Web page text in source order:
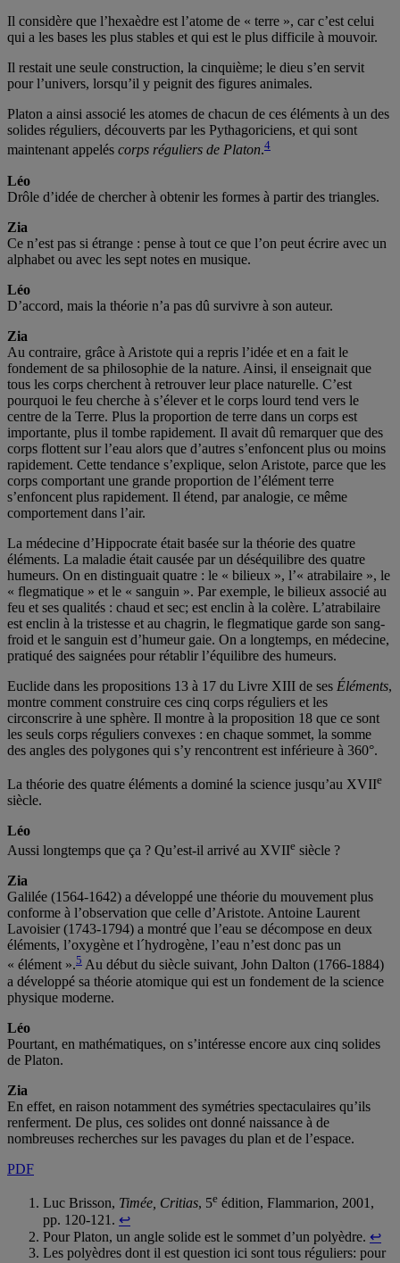
Il considère que l’hexaèdre est l’atome de « terre », car c’est celui
qui a les bases les plus stables et qui est le plus difficile à mouvoir.
Il restait une seule construction, la cinquième; le dieu s’en servit
pour l’univers, lorsqu’il y peignit des figures animales.
Platon a ainsi associé les atomes de chacun de ces éléments à un des
solides réguliers, découverts par les Pythagoriciens, et qui sont
maintenant appelés corps réguliers de Platon.4
Léo
Drôle d’idée de chercher à obtenir les formes à partir des triangles.
Zia
Ce n’est pas si étrange : pense à tout ce que l’on peut écrire avec un
alphabet ou avec les sept notes en musique.
Léo
D’accord, mais la théorie n’a pas dû survivre à son auteur.
Zia
Au contraire, grâce à Aristote qui a repris l’idée et en a fait le
fondement de sa philosophie de la nature. Ainsi, il enseignait que
tous les corps cherchent à retrouver leur place naturelle. C’est
pourquoi le feu cherche à s’élever et le corps lourd tend vers le
centre de la Terre. Plus la proportion de terre dans un corps est
importante, plus il tombe rapidement. Il avait dû remarquer que des
corps flottent sur l’eau alors que d’autres s’enfoncent plus ou moins
rapidement. Cette tendance s’explique, selon Aristote, parce que les
corps comportant une grande proportion de l’élément terre
s’enfoncent plus rapidement. Il étend, par analogie, ce même
comportement dans l’air.
La médecine d’Hippocrate était basée sur la théorie des quatre
éléments. La maladie était causée par un déséquilibre des quatre
humeurs. On en distinguait quatre : le « bilieux », l’« atrabilaire », le
« flegmatique » et le « sanguin ». Par exemple, le bilieux associé au
feu et ses qualités : chaud et sec; est enclin à la colère. L’atrabilaire
est enclin à la tristesse et au chagrin, le flegmatique garde son sang-
froid et le sanguin est d’humeur gaie. On a longtemps, en médecine,
pratiqué des saignées pour rétablir l’équilibre des humeurs.
Euclide dans les propositions 13 à 17 du Livre XIII de ses Éléments,
montre comment construire ces cinq corps réguliers et les
circonscrire à une sphère. Il montre à la proposition 18 que ce sont
les seuls corps réguliers convexes : en chaque sommet, la somme
des angles des polygones qui s’y rencontrent est inférieure à 360°.
La théorie des quatre éléments a dominé la science jusqu’au XVIIe
siècle.
Léo
Aussi longtemps que ça ? Qu’est-il arrivé au XVIIe siècle ?
Zia
Galilée (1564-1642) a développé une théorie du mouvement plus
conforme à l’observation que celle d’Aristote. Antoine Laurent
Lavoisier (1743-1794) a montré que l’eau se décompose en deux
éléments, l’oxygène et l´hydrogène, l’eau n’est donc pas un
« élément ».5 Au début du siècle suivant, John Dalton (1766-1884)
a développé sa théorie atomique qui est un fondement de la science
physique moderne.
Léo
Pourtant, en mathématiques, on s’intéresse encore aux cinq solides
de Platon.
Zia
En effet, en raison notamment des symétries spectaculaires qu’ils
renferment. De plus, ces solides ont donné naissance à de
nombreuses recherches sur les pavages du plan et de l’espace.
PDF
Luc Brisson, Timée, Critias, 5e édition, Flammarion, 2001,
pp. 120-121. ↩
Pour Platon, un angle solide est le sommet d’un polyèdre. ↩
Les polyèdres dont il est question ici sont tous réguliers: pour